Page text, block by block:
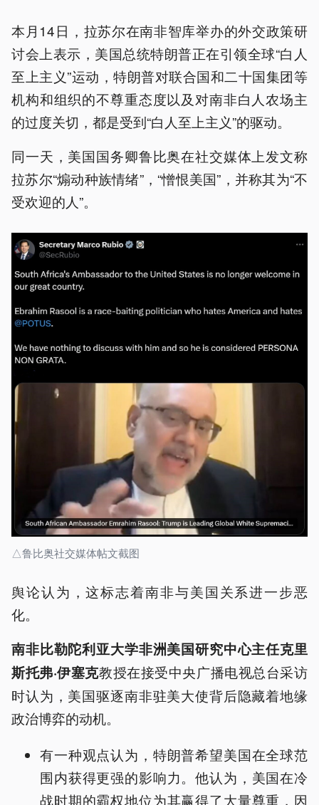
本月14日，拉苏尔在南非智库举办的外交政策研
讨会上表示，美国总统特朗普正在引领全球“白人
至上主义”运动，特朗普对联合国和二十国集团等
机构和组织的不尊重态度以及对南非白人农场主
的过度关切，都是受到“白人至上主义”的驱动。
同一天，美国国务卿鲁比奥在社交媒体上发文称
拉苏尔“煽动种族情绪”，“憎恨美国”，并称其为“不
受欢迎的人”。
△鲁比奥社交媒体帖文截图
舆论认为，这标志着南非与美国关系进一步恶
化。
南非比勒陀利亚大学非洲美国研究中心主任克里
斯托弗·伊塞克教授在接受中央广播电视总台采访
时认为，美国驱逐南非驻美大使背后隐藏着地缘
政治博弈的动机。
有一种观点认为，特朗普希望美国在全球范
围内获得更强的影响力。他认为，美国在冷
战时期的霸权地位为其赢得了大量尊重，因